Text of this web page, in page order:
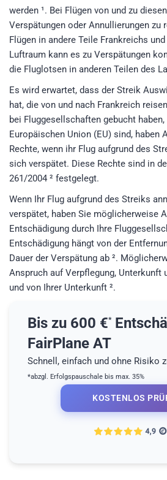
werden ¹. Bei Flügen von und zu
Verspätungen oder Annullierungen zu
Flügen in andere Teile Frankreichs
Luftraum kann es zu Verspätungen
die Fluglotsen in anderen Teilen des
Es wird erwartet, dass der Streik
hat, die von und nach Frankreich
bei Fluggesellschaften gebucht
Europäischen Union (EU) sind, haben
Rechte, wenn ihr Flug aufgrund des
sich verspätet. Diese Rechte sind in
261/2004 ² festgelegt.
Wenn Ihr Flug aufgrund des Streiks
verspätet, haben Sie möglicherweise
Entschädigung durch Ihre
Entschädigung hängt von der
Dauer der Verspätung ab ².
Anspruch auf Verpflegung, Unterkunft
und von Ihrer Unterkunft ².
Bis zu 600 €*
FairPlane AT
Schnell, einfach und ohne Risiko
*abzgl. Erfolgspauschale bis max. 35%
KOSTENLOS